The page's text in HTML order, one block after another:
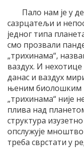
Пало нам је у
сазрцатељи и
једног типа
смо прозвали
„трихинама“,
ваздух. И
данас и ваздух
њеним биолошким
„трихинама“ није
плива над
структура
опслужује
треба сврстати у